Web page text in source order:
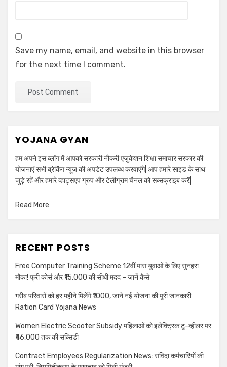
Save my name, email, and website in this browser
for the next time I comment.
YOJANA GYAN
हम अपने इस ब्लॉग में आपको सरकारी नौकरी एजुकेशन शिक्षा समाचार सरकार की
योजनाएं सभी ब्रेकिंग न्यूज़ की अपडेट उपलब्ध करवाएंगे| आप हमारे साइड के साथ
जुड़े रहें और हमारे व्हाट्सएप ग्रुप और टेलीग्राम चैनल को सब्सक्राइब करें|
Read More
RECENT POSTS
Free Computer Training Scheme:12वीं पास युवाओं के लिए सुनहरा
मौका! फ्री कोर्स और ₹15,000 की सीधी मदद – जानें कैसे
गरीब परिवारों को हर महीने मिलेंगे ₹1000, जाने नई योजना की पूरी जानकारी
Ration Card Yojana News
Women Electric Scooter Subsidy:महिलाओं को इलेक्ट्रिक टू-व्हीलर पर
₹46,000 तक की सब्सिडी
Contract Employees Regularization News: संविदा कर्मचारियों की